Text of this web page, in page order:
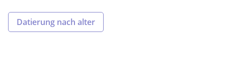
Datierung nach alter